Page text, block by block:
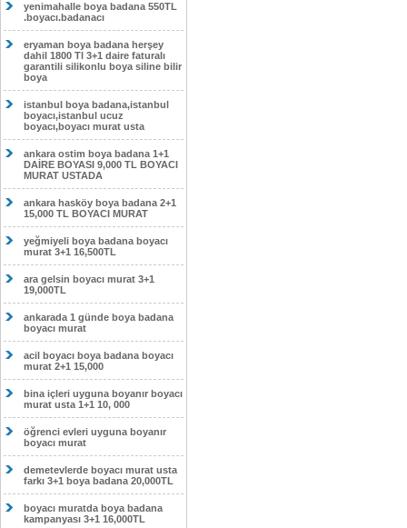
yenimahalle boya badana 550TL
.boyacı.badanacı
eryaman boya badana herşey
dahil 1800 Tl 3+1 daire faturalı
garantili silikonlu boya siline bilir
boya
istanbul boya badana,istanbul
boyacı,istanbul ucuz
boyacı,boyacı murat usta
ankara ostim boya badana 1+1
DAİRE BOYASI 9,000 TL BOYACI
MURAT USTADA
ankara hasköy boya badana 2+1
15,000 TL BOYACI MURAT
yeğmiyeli boya badana boyacı
murat 3+1 16,500TL
ara gelsin boyacı murat 3+1
19,000TL
ankarada 1 günde boya badana
boyacı murat
acil boyacı boya badana boyacı
murat 2+1 15,000
bina içleri uyguna boyanır boyacı
murat usta 1+1 10, 000
öğrenci evleri uyguna boyanır
boyacı murat
demetevlerde boyacı murat usta
farkı 3+1 boya badana 20,000TL
boyacı muratda boya badana
kampanyası 3+1 16,000TL